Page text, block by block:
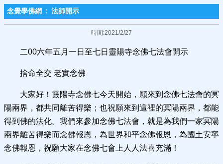
念覺學佛網 : 法師開示
時間:2021/2/27
二00六年五月一日至七日靈陽寺念佛七法會開示
捨命全交 老實念佛
大家好！靈陽寺念佛七今天開始，願來到念佛七法會的冥
陽兩界，都共同離苦得樂；也祝願來到這裡的冥陽兩界，都能
得到佛的法化。我們來參加念佛七法會，就是為我們一家冥陽
兩界離苦得樂而念佛報恩，為世界和平念佛報恩，為國土安寧
念佛報恩，祝願大家在念佛七會上人人法喜充滿！